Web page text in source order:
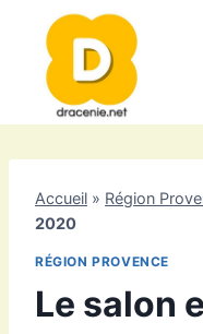
contenu
Accueil » Région
2020
RÉGION PROVENCE
Le salon